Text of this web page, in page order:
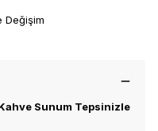
Değişim
Sunum Tepsinizle